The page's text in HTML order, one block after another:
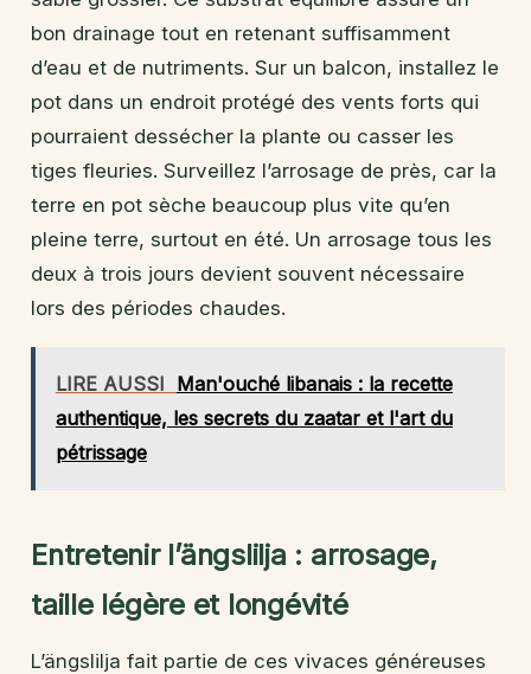
bon drainage tout en retenant suffisamment
d’eau et de nutriments. Sur un balcon, installez le
pot dans un endroit protégé des vents forts qui
pourraient dessécher la plante ou casser les
tiges fleuries. Surveillez l’arrosage de près, car la
terre en pot sèche beaucoup plus vite qu’en
pleine terre, surtout en été. Un arrosage tous les
deux à trois jours devient souvent nécessaire
lors des périodes chaudes.
LIRE AUSSI Man'ouché libanais : la recette
authentique, les secrets du zaatar et l'art du
pétrissage
Entretenir l’ängslilja : arrosage,
taille légère et longévité
L’ängslilja fait partie de ces vivaces généreuses